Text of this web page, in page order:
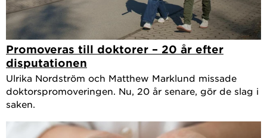
Promoveras till doktorer – 20 år efter
disputationen
Ulrika Nordström och Matthew Marklund missade
doktorspromoveringen. Nu, 20 år senare, gör de slag i
saken.